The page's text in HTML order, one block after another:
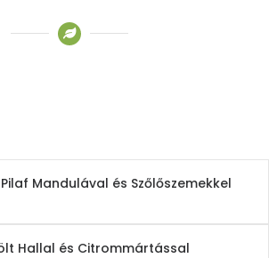
Mandulával és Szőlőszemekkel
Hallal és Citrommártással